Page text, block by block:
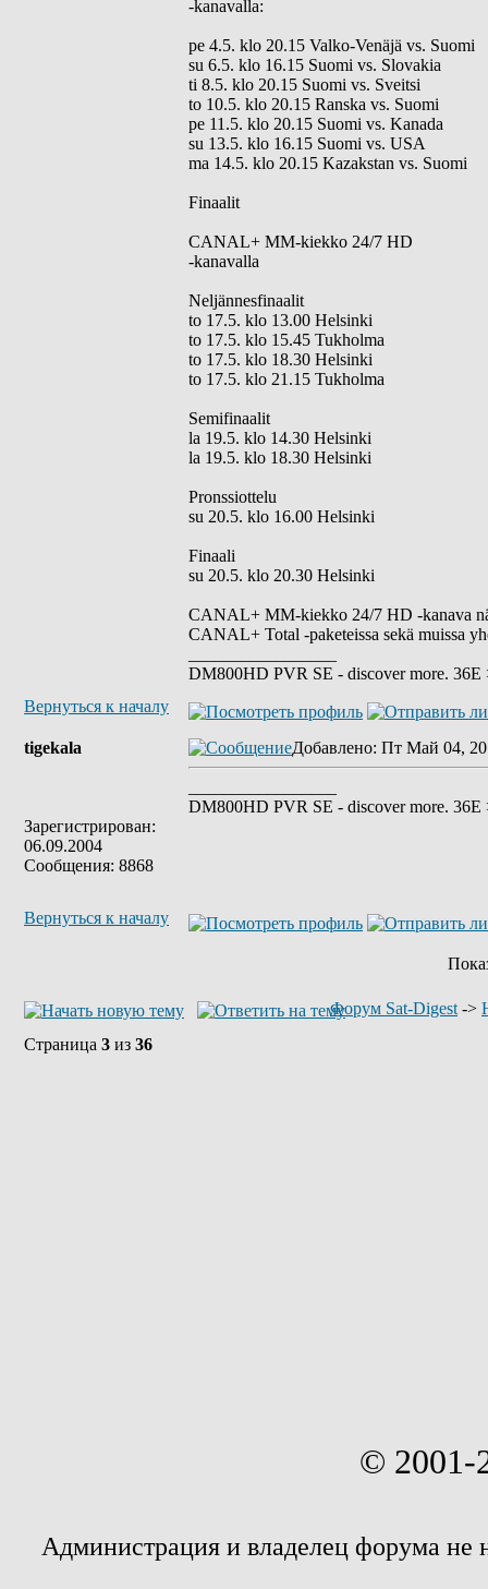
-kanavalla:
pe 4.5. klo 20.15 Valko-Venäjä vs. Suomi
su 6.5. klo 16.15 Suomi vs. Slovakia
ti 8.5. klo 20.15 Suomi vs. Sveitsi
to 10.5. klo 20.15 Ranska vs. Suomi
pe 11.5. klo 20.15 Suomi vs. Kanada
su 13.5. klo 16.15 Suomi vs. USA
ma 14.5. klo 20.15 Kazakstan vs. Suomi
Finaalit
CANAL+ MM-kiekko 24/7 HD
-kanavalla
Neljännesfinaalit
to 17.5. klo 13.00 Helsinki
to 17.5. klo 15.45 Tukholma
to 17.5. klo 18.30 Helsinki
to 17.5. klo 21.15 Tukholma
Semifinaalit
la 19.5. klo 14.30 Helsinki
la 19.5. klo 18.30 Helsinki
Pronssiottelu
su 20.5. klo 16.00 Helsinki
Finaali
su 20.5. klo 20.30 Helsinki
CANAL+ MM-kiekko 24/7 HD -kanava
CANAL+ Total -paketeissa sekä muissa
DM800HD PVR SE - discover more.
Вернуться к началу
tigekala
Зарегистрирован:
06.09.2004
Сообщения: 8868
Добавлено: Пт Май 04,
DM800HD PVR SE - discover more.
Вернуться к началу
Форум Sat-Digest ->
Страница 3 из 36
© 2001-
Администрация и владелец форума не